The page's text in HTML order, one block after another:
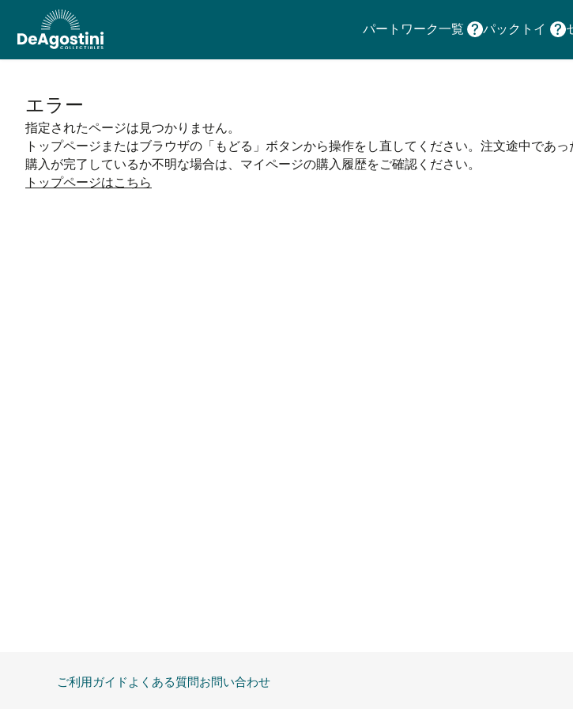
パートワーク一覧 パックトイ
エラー
指定されたページは見つかりません。
トップページまたはブラウザの「もどる」ボタンから操作をし直してください。注文途中であ
購入が完了しているか不明な場合は、マイページの購入履歴をご確認ください。
トップページはこちら
ご利用ガイド よくある質問お問い合わせ